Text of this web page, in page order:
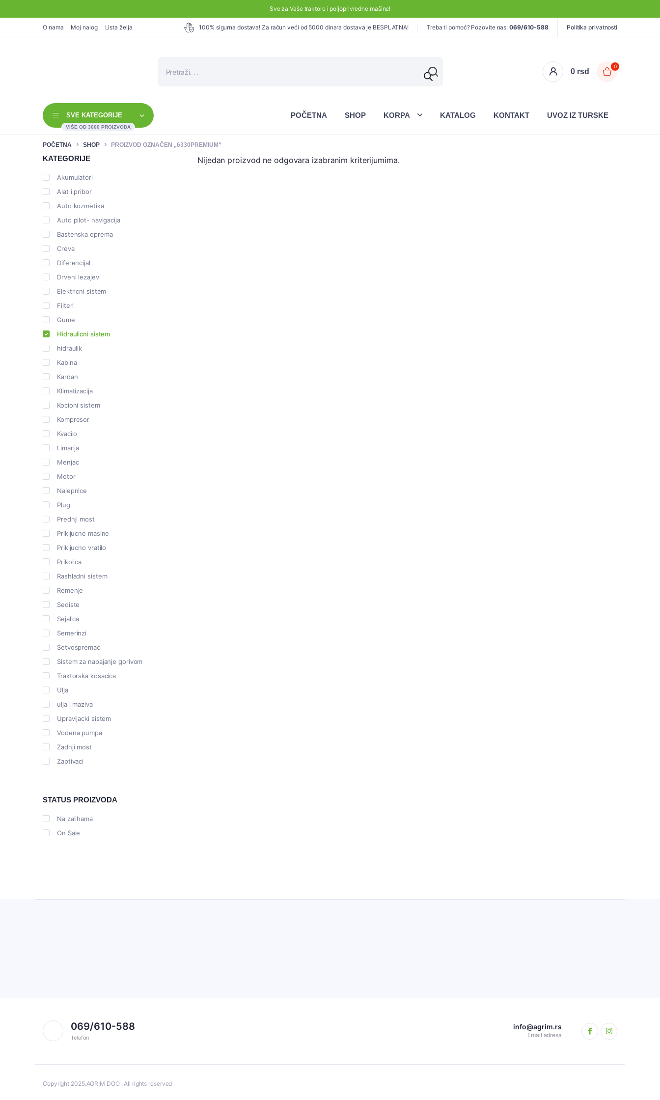
Sve za Vaše traktore i poljoprivredne mašine!
O nama Moj nalog Lista želja 100% sigurna dostava! Za račun veći od 5000 dinara dostava je BESPLATNA! Treba ti pomoć? Pozovite nas:069/610-588 Politika privatnosti
search
0 rsd
0
SVE KATEGORIJE
VIŠE OD 3000 PROIZVODA
POČETNA SHOP KORPA KATALOG KONTAKT UVOZ IZ TURSKE
POČETNA SHOP PROIZVOD OZNAČEN „6330PREMIUM“
Nijedan proizvod ne odgovara izabranim kriterijumima.
KATEGORIJE
Akumulatori
Alat i pribor
Auto kozmetika
Auto pilot- navigacija
Bastenska oprema
Creva
Diferencijal
Drveni lezajevi
Elektricni sistem
Filteri
Gume
Hidraulicni sistem
hidraulik
Kabina
Kardan
Klimatizacija
Kocioni sistem
Kompresor
Kvacilo
Limarija
Menjac
Motor
Nalepnice
Plug
Prednji most
Prikljucne masine
Prikljucno vratilo
Prikolica
Rashladni sistem
Remenje
Sediste
Sejalica
Semerinzi
Setvospremac
Sistem za napajanje gorivom
Traktorska kosacica
Ulja
ulja i maziva
Upravljacki sistem
Vodena pumpa
Zadnji most
Zaptivaci
STATUS PROIZVODA
Na zalihama
On Sale
069/610-588
Telefon
info@agrim.rs
Email adresa
Copyright 2025.AGRIM DOO . All rights reserved